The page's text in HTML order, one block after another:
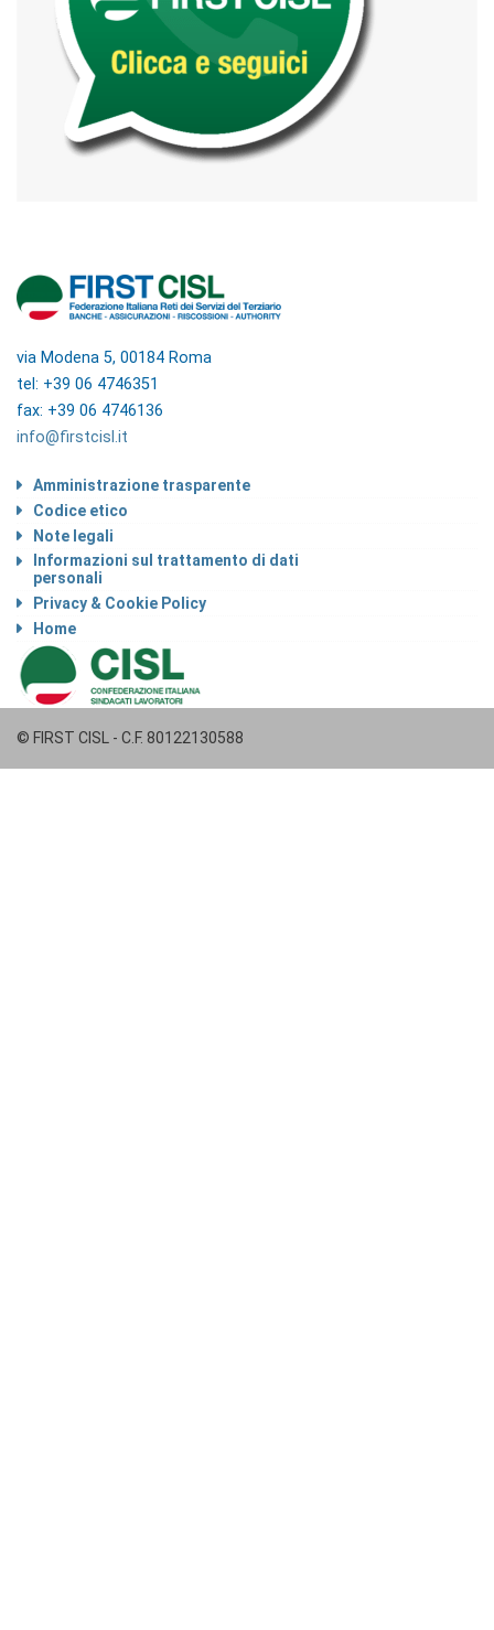
via Modena 5, 00184 Roma
tel: +39 06 4746351
fax: +39 06 4746136
info@firstcisl.it
Amministrazione trasparente
Codice etico
Note legali
Informazioni sul trattamento di dati
personali
Privacy & Cookie Policy
Home
© FIRST CISL - C.F. 80122130588